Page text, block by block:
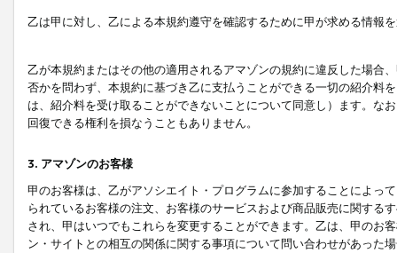
乙は甲に対し、乙による本規約遵守を確認するために甲が求める情報
乙が本規約またはその他の適用されるアマゾンの規約に違反した場合
否かを問わず、本規約に基づき乙に支払うことができる一切の紹介料
は、紹介料を受け取ることができないことについて同意し）ます。な
回復できる権利を損なうこともありません。
3. アマゾンのお客様
甲のお客様は、乙がアソシエイト・プログラムに参加することによっ
られているお客様の注文、お客様のサービスおよび商品販売に関する
され、甲はいつでもこれらを変更することができます。乙は、甲のお
ン・サイトとの相互の関係に関する事項について問い合わせがあった